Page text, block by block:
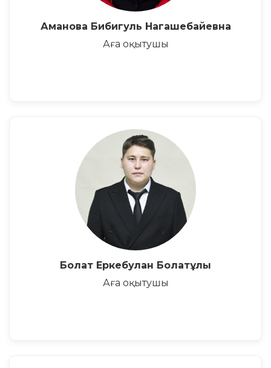
Аманова Бибигуль Нагашебайевна
Аға оқытушы
Болат Еркебулан Болатұлы
Аға оқытушы